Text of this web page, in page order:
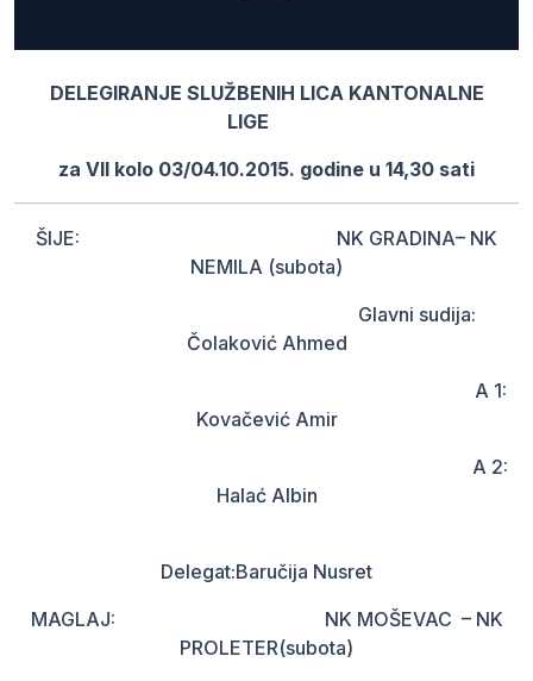
DELEGIRANJE SLUŽBENIH LICA KANTONALNE
LIGE
za VII kolo 03/04.10.2015. godine u 14,30 sati
ŠIJE: NK GRADINA– NK
NEMILA (subota)
Glavni sudija:
Čolaković Ahmed
A 1:
Kovačević Amir
A 2:
Halać Albin
Delegat:Baručija Nusret
MAGLAJ: NK MOŠEVAC – NK
PROLETER(subota)